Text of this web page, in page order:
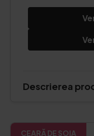
Descrierea
CEARĂ DE SOIA